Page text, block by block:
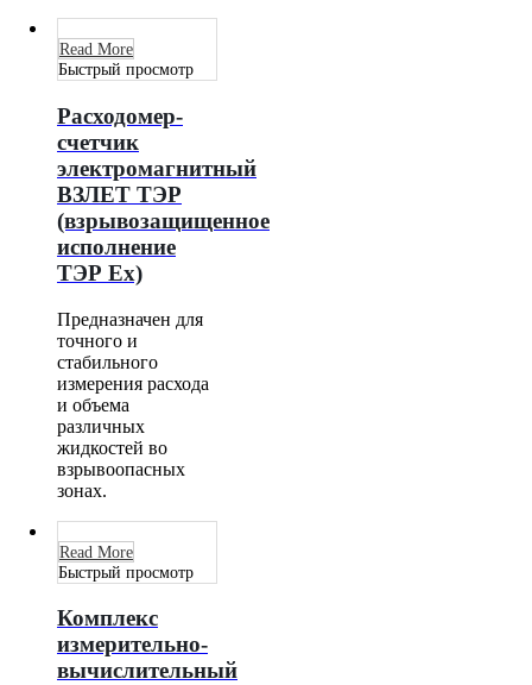
Read More
Быстрый просмотр
Расходомер-
счетчик
электромагнитный
ВЗЛЕТ ТЭР
(взрывозащищенное
исполнение
ТЭР Ех)
Предназначен для
точного и
стабильного
измерения расхода
и объема
различных
жидкостей во
взрывоопасных
зонах.
Read More
Быстрый просмотр
Комплекс
измерительно-
вычислительный